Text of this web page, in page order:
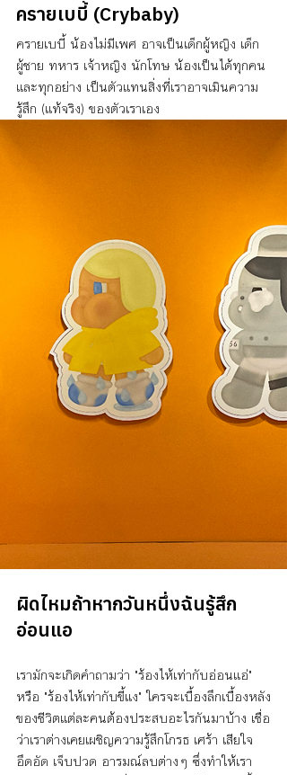
ครายเบบี้ (Crybaby)
ครายเบบี้ น้องไม่มีเพศ อาจเป็นเด็กผู้หญิง เด็ก
ผู้ชาย ทหาร เจ้าหญิง นักโทษ น้องเป็นได้ทุกคน
และทุกอย่าง เป็นตัวแทนสิ่งที่เราอาจเมินความ
รู้สึก (แท้จริง) ของตัวเราเอง
ผิดไหมถ้าหากวันหนึ่งฉันรู้สึก
อ่อนแอ
เรามักจะเกิดคำถามว่า "ร้องไห้เท่ากับอ่อนแอ่"
หรือ "ร้องไห้เท่ากับขี้แง" ใครจะเบื้องลึกเบื้องหลัง
ของชีวิตแต่ละคนต้องประสบอะไรกันมาบ้าง เชื่อ
ว่าเราต่างเคยเผชิญความรู้สึกโกรธ เศร้า เสียใจ
อึดอัด เจ็บปวด อารมณ์ลบต่างๆ ซึ่งทำให้เรา